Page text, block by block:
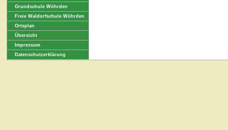
Grundschule Wöhrden
Freie Waldorfschule Wöhrden
Ortsplan
Übersicht
Impressum
Datenschutzerklärung